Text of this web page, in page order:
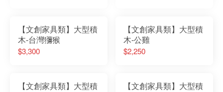
【文創家具類】大型積
木-台灣獼猴
$3,300
【文創家具類】大型積
木-公雞
$2,250
【文創家具類】大型積
【文創家具類】大型積